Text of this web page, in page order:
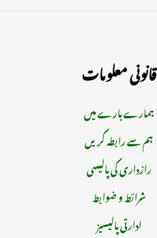
قانونی معلومات
ہمارے بارے میں
ہم سے رابطہ کریں
رازداری کی پالیسی
شرائط و ضوابط
ادارتی پالیسیز